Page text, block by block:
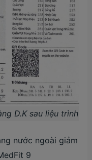
D.K sau liệu trình